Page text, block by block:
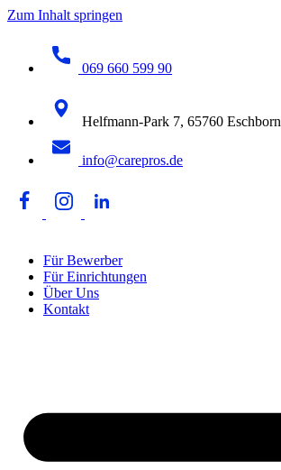
Zum Inhalt springen
069 660 599 90
Helfmann-Park 7, 65760 Eschborn
info@carepros.de
Für Bewerber
Für Einrichtungen
Über Uns
Kontakt